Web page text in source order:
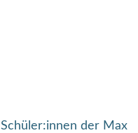
Schüler:innen der Max